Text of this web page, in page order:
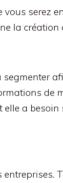
vous serez
la
de
a besoin